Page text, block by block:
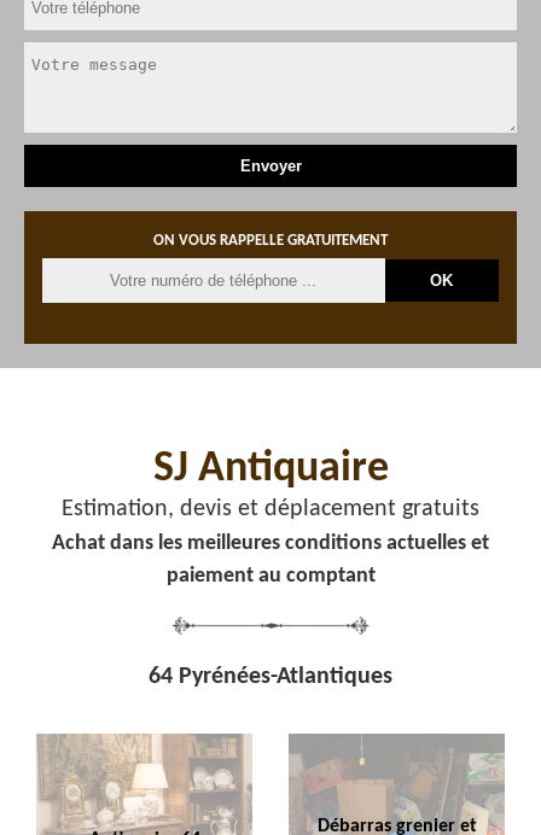
ON VOUS RAPPELLE GRATUITEMENT
SJ Antiquaire
Estimation, devis et déplacement gratuits
Achat dans les meilleures conditions actuelles et
paiement au comptant
64 Pyrénées-Atlantiques
Débarras grenier et